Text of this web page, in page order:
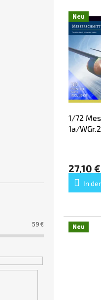
59€
n
P
Neu
1/72
1a/
27,10 €
In
Neu